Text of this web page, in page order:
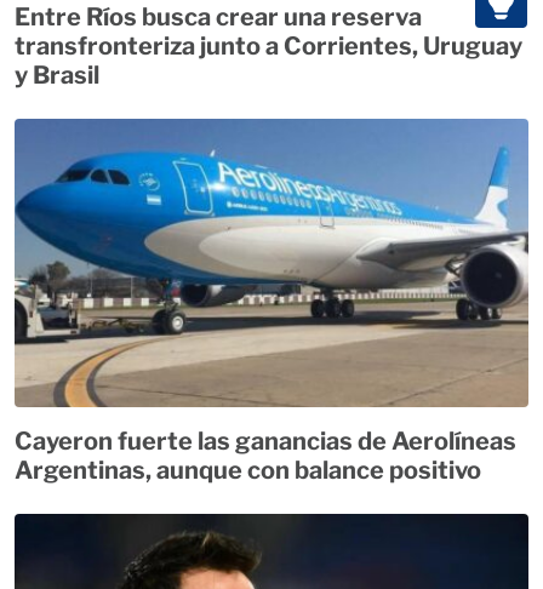
Entre Ríos busca crear una reserva
transfronteriza junto a Corrientes, Uruguay
y Brasil
Cayeron fuerte las ganancias de Aerolíneas
Argentinas, aunque con balance positivo